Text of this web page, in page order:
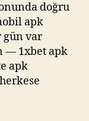
doğru
apk
gün var
— 1xbet apk
apk